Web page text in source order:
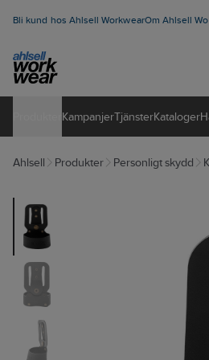
Bli kund hos Ahlsell WorkwearOm Ahlsell
KampanjerTjänsterKataloger
Ahlsell Produkter Personligt skydd